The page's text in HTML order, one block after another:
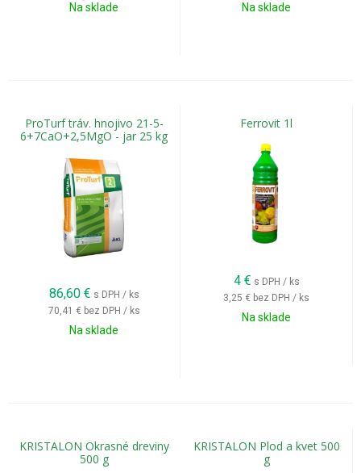
Na sklade Na sklade
ProTurf tráv. hnojivo 21-5-
6+7CaO+2,5MgO - jar 25 kg
86,60 € s DPH / ks
70,41 € bez DPH / ks
Na sklade
Ferrovit 1l
4 € s DPH / ks
3,25 € bez DPH / ks
Na sklade
KRISTALON Okrasné dreviny
500 g
KRISTALON Plod a kvet 500
g